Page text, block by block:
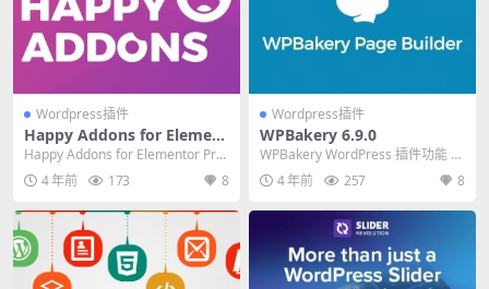
Wordpress插件
Happy Addons for Element
or Pro 2.2.5 + Happy Addo
ns Free 3.4.3
Happy Addons for Elementor Pro
是一系列精美、高度可...
4 年前 173 8
Wordpress插件
WPBakery 6.9.0
WPBakery WordPress 插件功能 前
端和後端頁面構建器 任何 Wo...
4 年前 257 8